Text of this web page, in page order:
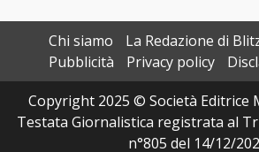
Chi siamo
La Redazione di
Pubblicità
Privacy policy
Copyright 2025 © Società Editrice
Testata Giornalistica registrata al
n°805 del 14/12/